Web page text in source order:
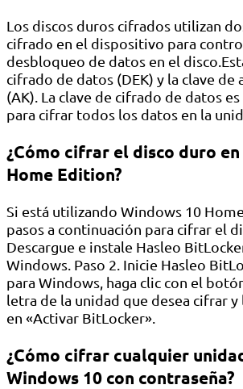
Los discos duros cifrados utilizan
cifrado en el dispositivo para
desbloqueo de datos en el
cifrado de datos (DEK) y la clave de
(AK). La clave de cifrado de datos
para cifrar todos los datos en la
¿Cómo cifrar el disco duro
Home Edition?
Si está utilizando Windows 10
pasos a continuación para cifrar el
Descargue e instale Hasleo
Windows. Paso 2. Inicie Hasleo
para Windows, haga clic con el
letra de la unidad que desea cifrar y
en «Activar BitLocker».
¿Cómo cifrar cualquier
Windows 10 con contraseña?